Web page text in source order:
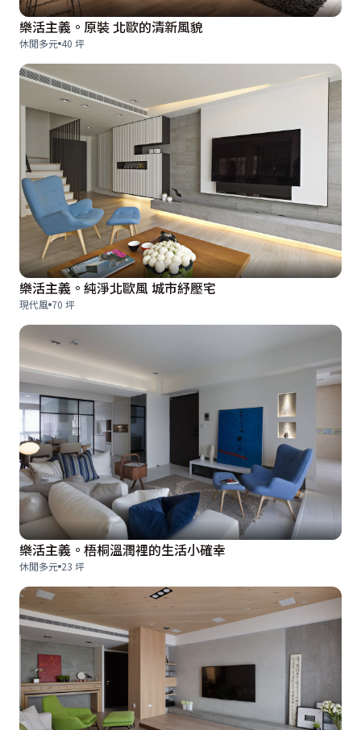
樂活主義。原裝 北歐的清新風貌
休閒多元 40 坪
樂活主義。純淨北歐風 城市紓壓宅
現代風 70 坪
樂活主義。梧桐溫潤裡的生活小確幸
休閒多元 23 坪